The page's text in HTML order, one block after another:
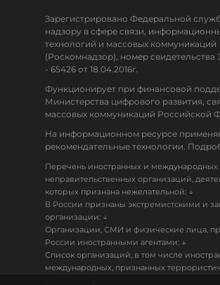
Зарегистрировано Федеральной
надзору в сфере связи,
технологий и массовых коммуникаций
(Роскомнадзор), номер
- 65426 от 18.04.2016г.
Функционирует при финансовой
Министерства цифрового развития,
массовых коммуникаций Российской
На информационном ресурсе
рекомендательные технологии.
Перечень иностранных и международных
неправительственных организаций,
которых признана нежелательной: ↓
В России признаны экстремистскими и
организации: ↓
Организации, СМИ и физические лица,
России иностранными агентами: ↓
Список организаций, в том числе
международных, признанных